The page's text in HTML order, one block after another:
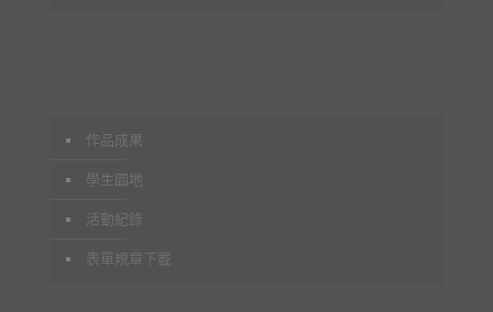
作品成果
學生園地
活動紀錄
表單規章下載